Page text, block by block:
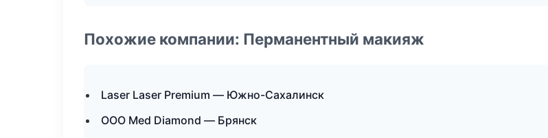
Похожие компании: Перманентный макияж
Laser Laser Premium — Южно-Сахалинск
ООО Med Diamond — Брянск